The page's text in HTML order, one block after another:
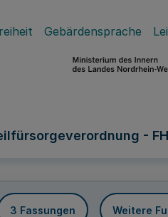
Gebärdensprache
-
3 Fassungen Weitere